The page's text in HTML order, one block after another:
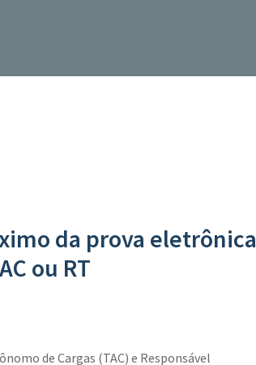
da prova eletrônica
ou RT
de Cargas (TAC) e Responsável